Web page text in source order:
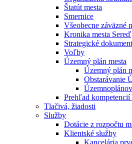
Štatút mesta
Smernice
Všeobecne záväzné
Kronika mesta Sereď
Strategické
Voľby
Územný plán mesta
Územný plán
Obstarávanie
Prehľad kompetencií
Tlačivá, žiadosti
Služby
Dotácie z rozpočtu
Klientské služby
Kancelária